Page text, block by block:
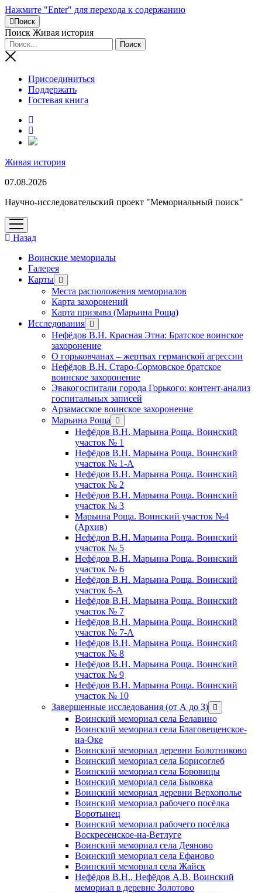
Нажмите "Enter" для перехода к содержанию
Поиск
Поиск Живая история
Присоединиться
Поддержать
Гостевая книга
RuTube
Живая история
07.08.2026
Научно-исследовательский проект "Мемориальный поиск"
открыть
меню
Назад
Воинские мемориалы
Галерея
Карты открыть
меню
Места расположения мемориалов
Карта захоронений
Карта призыва (Марьина Роща)
Исследования открыть
меню
Нефёдов В.Н. Красная Этна: Братское воинское
захоронение
О горьковчанах – жертвах германской агрессии
Нефёдов В.Н. Старо-Сормовское братское
воинское захоронение
Эвакогоспитали города Горького: контент-анализ
госпитальных записей
Арзамасское воинское захоронение
Марьина Роща
открыть
меню
Нефёдов В.Н. Марьина Роща. Воинский
участок № 1
Нефёдов В.Н. Марьина Роща. Воинский
участок № 1-А
Нефёдов В.Н. Марьина Роща. Воинский
участок № 2
Нефёдов В.Н. Марьина Роща. Воинский
участок № 3
Марьина Роща. Воинский участок №4
(Архив)
Нефёдов В.Н. Марьина Роща. Воинский
участок № 5
Нефёдов В.Н. Марьина Роща. Воинский
участок № 6
Нефёдов В.Н. Марьина Роща. Воинский
участок 6-А
Нефёдов В.Н. Марьина Роща. Воинский
участок № 7
Нефёдов В.Н. Марьина Роща. Воинский
участок № 7-А
Нефёдов В.Н. Марьина Роща. Воинский
участок № 8
Нефёдов В.Н. Марьина Роща. Воинский
участок № 9
Нефёдов В.Н. Марьина Роща. Воинский
участок № 10
Завершенные исследования (от А до З) открыть
меню
Воинский мемориал села Белавино
Воинский мемориал села Благовещенское-
на-Оке
Воинский мемориал деревни Болотниково
Воинский мемориал села Борисоглеб
Воинский мемориал села Боровицы
Воинский мемориал села Быковка
Воинский мемориал деревни Верхополье
Воинский мемориал рабочего посёлка
Воротынец
Воинский мемориал рабочего посёлка
Воскресенское-на-Ветлуге
Воинский мемориал села Деяново
Воинский мемориал села Ефаново
Воинский мемориал села Жайск
Нефёдов В.Н., Нефёдов А.В. Воинский
мемориал в деревне Золотово